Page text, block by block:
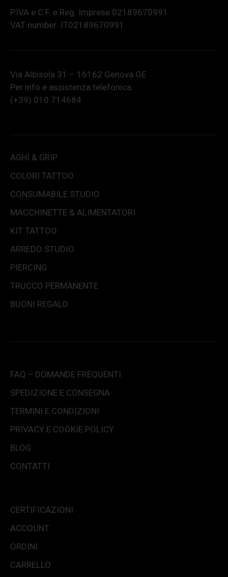
P.IVA e C.F. e Reg. Imprese 02189670991
VAT number: IT02189670991
Via Albisola 31 – 16162 Genova GE
Per info e assistenza telefonica:
(+39) 010 714684
AGHI & GRIP
COLORI TATTOO
CONSUMABILE STUDIO
MACCHINETTE & ALIMENTATORI
KIT TATTOO
ARREDO STUDIO
PIERCING
TRUCCO PERMANENTE
BUONI REGALO
FAQ – DOMANDE FREQUENTI
SPEDIZIONE E CONSEGNA
TERMINI E CONDIZIONI
PRIVACY E COOKIE POLICY
BLOG
CONTATTI
CERTIFICAZIONI
ACCOUNT
ORDINI
CARRELLO